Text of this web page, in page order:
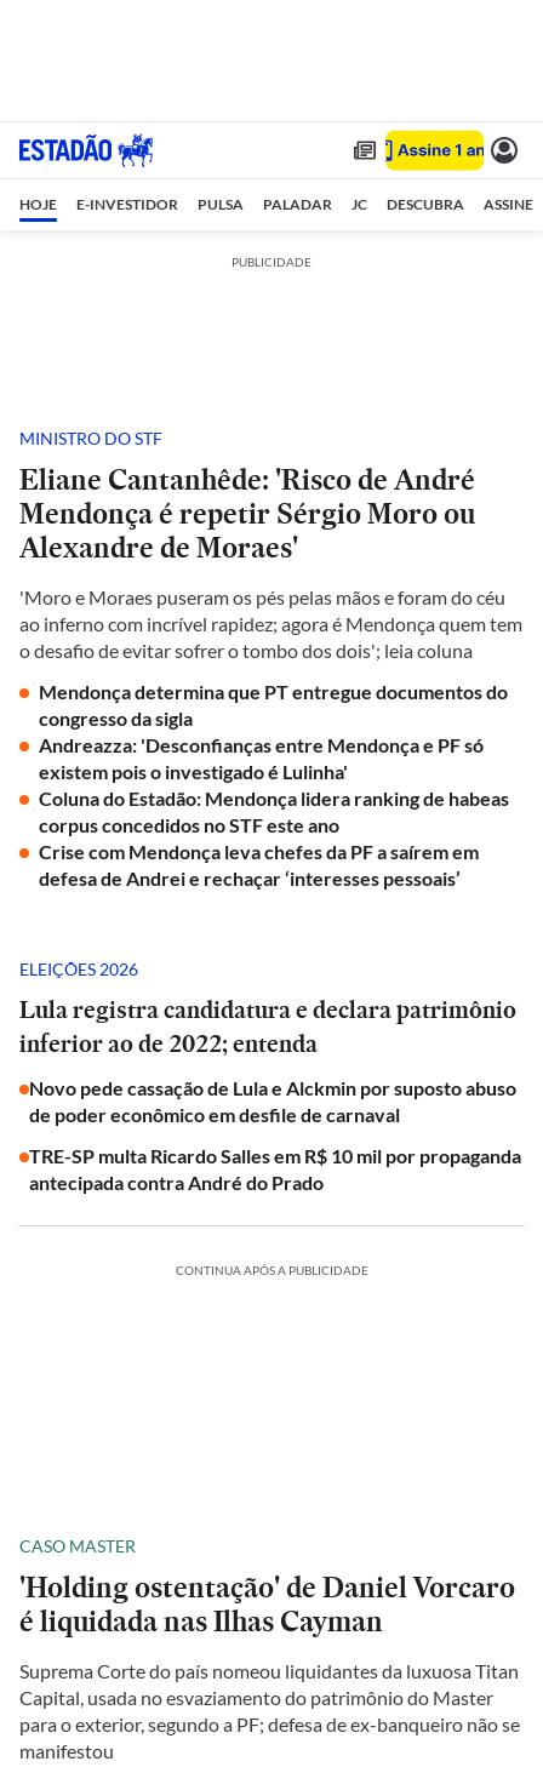
HOJE E-INVESTIDOR PULSA PALADAR JC DESCUBRA ASSINE
PUBLICIDADE
MINISTRO DO STF
Eliane Cantanhêde: 'Risco de André
Mendonça é repetir Sérgio Moro ou
Alexandre de Moraes'
'Moro e Moraes puseram os pés pelas mãos e foram do céu
ao inferno com incrível rapidez; agora é Mendonça quem tem
o desafio de evitar sofrer o tombo dos dois'; leia coluna
Mendonça determina que PT entregue documentos do
congresso da sigla
Andreazza: 'Desconfianças entre Mendonça e PF só
existem pois o investigado é Lulinha'
Coluna do Estadão: Mendonça lidera ranking de habeas
corpus concedidos no STF este ano
Crise com Mendonça leva chefes da PF a saírem em
defesa de Andrei e rechaçar ‘interesses pessoais’
ELEIÇÕES 2026
Lula registra candidatura e declara patrimônio
inferior ao de 2022; entenda
Novo pede cassação de Lula e Alckmin por suposto abuso
de poder econômico em desfile de carnaval
TRE-SP multa Ricardo Salles em R$ 10 mil por propaganda
antecipada contra André do Prado
CONTINUA APÓS A PUBLICIDADE
CASO MASTER
'Holding ostentação' de Daniel Vorcaro
é liquidada nas Ilhas Cayman
Suprema Corte do país nomeou liquidantes da luxuosa Titan
Capital, usada no esvaziamento do patrimônio do Master
para o exterior, segundo a PF; defesa de ex-banqueiro não se
manifestou